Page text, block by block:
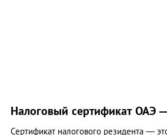
Налоговый сертификат ОАЭ
Сертификат налогового резидента —